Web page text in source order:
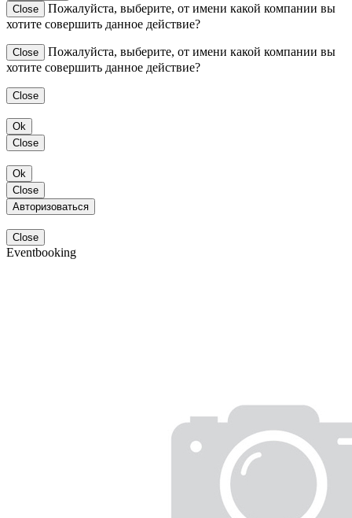
Close
Пожалуйста, выберите, от имени какой компании вы
хотите совершить данное действие?
Close
Пожалуйста, выберите, от имени какой компании вы
хотите совершить данное действие?
Close
Ok
Close
Ok
Close
Авторизоваться
Close
Eventbooking